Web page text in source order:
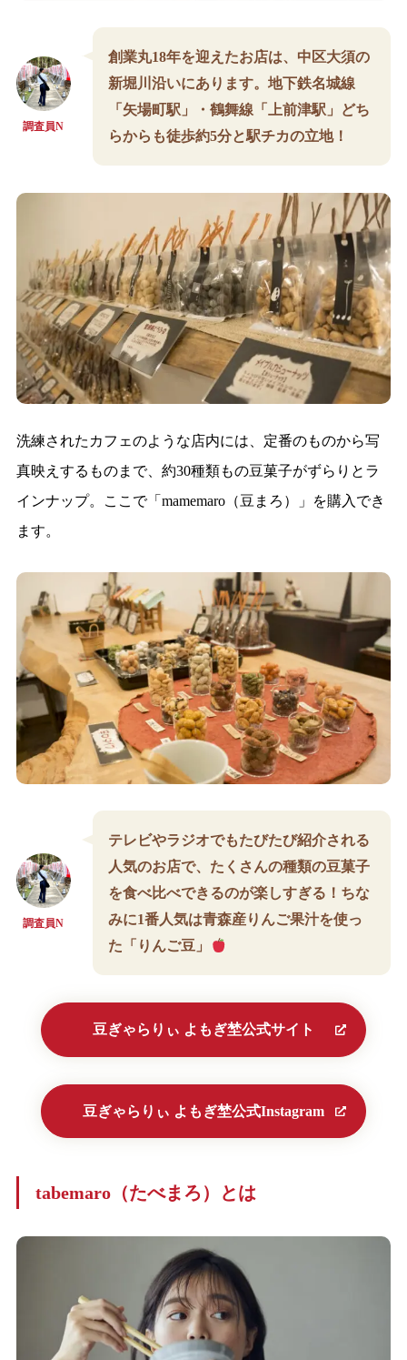
調査員N
創業丸18年を迎えたお店は、中区大須の
新堀川沿いにあります。地下鉄名城線
「矢場町駅」・鶴舞線「上前津駅」どち
らからも徒歩約5分と駅チカの立地！
洗練されたカフェのような店内には、定番のものから写
真映えするものまで、約30種類もの豆菓子がずらりとラ
インナップ。ここで「mamemaro（豆まろ）」を購入でき
ます。
調査員N
テレビやラジオでもたびたび紹介される
人気のお店で、たくさんの種類の豆菓子
を食べ比べできるのが楽しすぎる！ちな
みに1番人気は青森産りんご果汁を使っ
た「りんご豆」
豆ぎゃらりぃ よもぎ埜公式サイト
豆ぎゃらりぃ よもぎ埜公式Instagram
tabemaro（たべまろ）とは